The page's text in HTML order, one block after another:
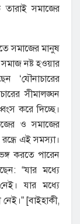
সমাজের
সমাজের মানুষ
নষ্ট হওয়ার
‘যৌনাচারের
সীমালঙ্ঘন
করে দিচ্ছে।
ও সমাজের
এই সমস্যা।
করতে পারেন
“যার মধ্যে
যার মধ্যে
নেই।” [বাইহাকী,